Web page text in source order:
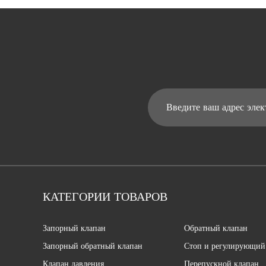
КАТЕГОРИИ ТОВАРОВ
Запорный клапан
Обратный клапан
Запорный обратный клапан
Стоп и